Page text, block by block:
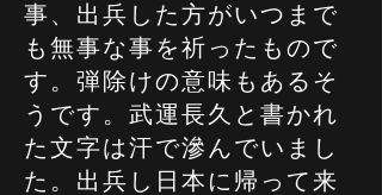
事、出兵した方がいつまで
も無事な事を祈ったもので
す。弾除けの意味もあるそ
うです。武運長久と書かれ
た文字は汗で滲んでいまし
た。出兵し日本に帰って来